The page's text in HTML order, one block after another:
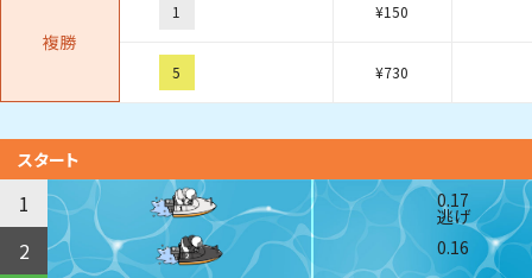
複勝
1 ¥150
5 ¥730
スタート
1 0.17
逃げ
2 0.16